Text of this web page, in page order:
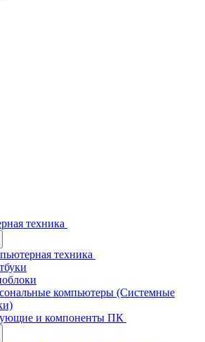
техника
техника
компьютеры (Системные
и компоненты ПК